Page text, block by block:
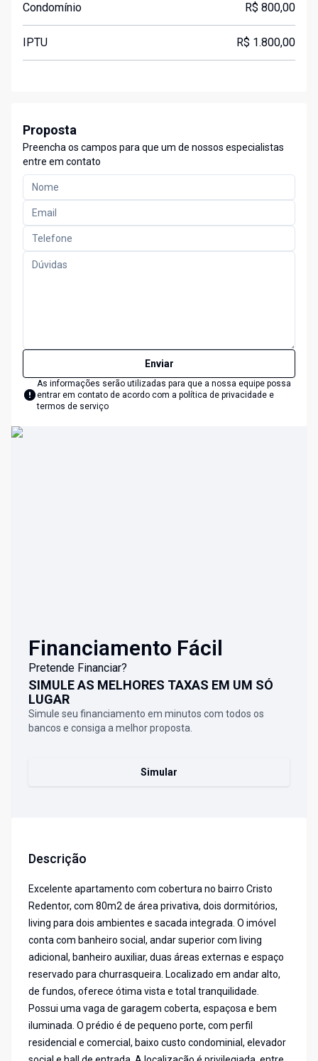
Condomínio R$ 800,00
IPTU R$ 1.800,00
Proposta
Preencha os campos para que um de nossos especialistas
entre em contato
Enviar
As informações serão utilizadas para que a nossa equipe possa
entrar em contato de acordo com a política de privacidade e
termos de serviço
Financiamento Fácil
Pretende Financiar?
SIMULE AS MELHORES TAXAS EM UM SÓ
LUGAR
Simule seu financiamento em minutos com todos os
bancos e consiga a melhor proposta.
Simular
Descrição
Excelente apartamento com cobertura no bairro Cristo
Redentor, com 80m2 de área privativa, dois dormitórios,
living para dois ambientes e sacada integrada. O imóvel
conta com banheiro social, andar superior com living
adicional, banheiro auxiliar, duas áreas externas e espaço
reservado para churrasqueira. Localizado em andar alto,
de fundos, oferece ótima vista e total tranquilidade.
Possui uma vaga de garagem coberta, espaçosa e bem
iluminada. O prédio é de pequeno porte, com perfil
residencial e comercial, baixo custo condominial, elevador